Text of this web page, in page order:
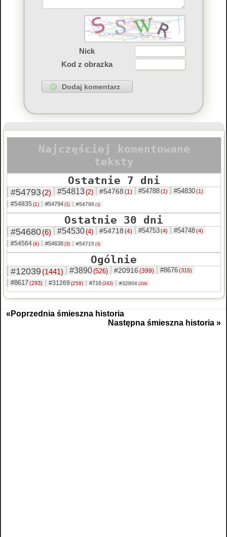
Nick
Kod z obrazka
Najczęściej komentowane
teksty
Ostatnie 7 dni
#54793(2) #54813(2) #54768 (1) #54788(1) #54830(1)
#54835 (1) #54794 (1) #54796 (1)
Ostatnie 30 dni
#54680(6) #54530(4) #54718 (4) #54753(4) #54748(4)
#54564(4) #54638 (3) #54715 (3)
Ogólnie
#12039(1441) #3890(526) #20916 (399) #8676(315)
#8617(293) #31269 (258) #716 (243) #32804 (216)
«Poprzednia śmieszna historia
Następna śmieszna historia »